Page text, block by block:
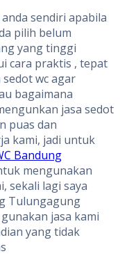
sendiri apabila
pilih belum
yang tinggi
cara praktis , tepat
wc agar
bagaimana
jasa sedot
puas dan
kami, jadi untuk
Bandung
mengunakan
sekali lagi saya
Tulungagung
jasa kami
yang tidak